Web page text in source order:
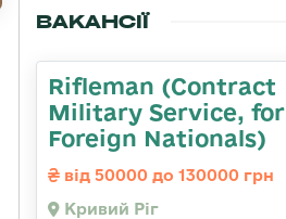
ВАКАНСІЇ
Rifleman (Contract
Military Service, for
Foreign Nationals)
від 50000 до 130000 грн
Кривий Ріг